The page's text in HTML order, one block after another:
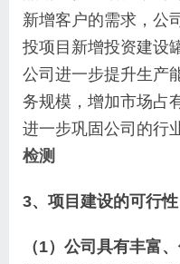
新增客户的需求，公
投项目新增投资建设
公司进一步提升生产
务规模，增加市场占
进一步巩固公司的行
检测
3、项目建设的可行性
（1）公司具有丰富